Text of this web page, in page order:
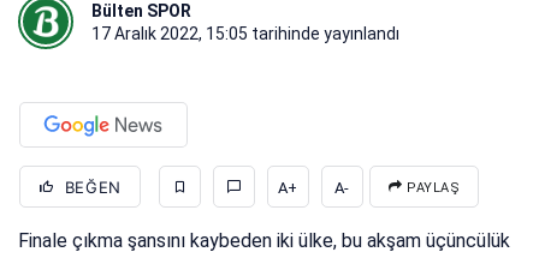
Bülten SPOR
17 Aralık 2022, 15:05 tarihinde yayınlandı
BEĞEN A+ A- PAYLAŞ
Finale çıkma şansını kaybeden iki ülke, bu akşam üçüncülük